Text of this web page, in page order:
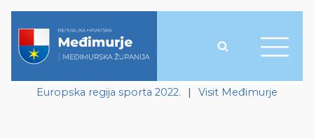
Europska regija sporta 2022. | Visit Međimurje